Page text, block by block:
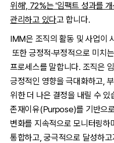
위해', 72%는 '임팩트 성과를
관리하고 있다고 합니다.
IMM은 조직의 활동 및 사업이
또한 긍정적·부정적으로 미치
프로세스를 말합니다. 조직은
긍정적인 영향을 극대화하고,
위한 더 나은 결정을 내릴 수 있
존재이유(Purpose)를 기반으
변화를 지속적으로 모니터링하
통합하고, 궁극적으로 달성하